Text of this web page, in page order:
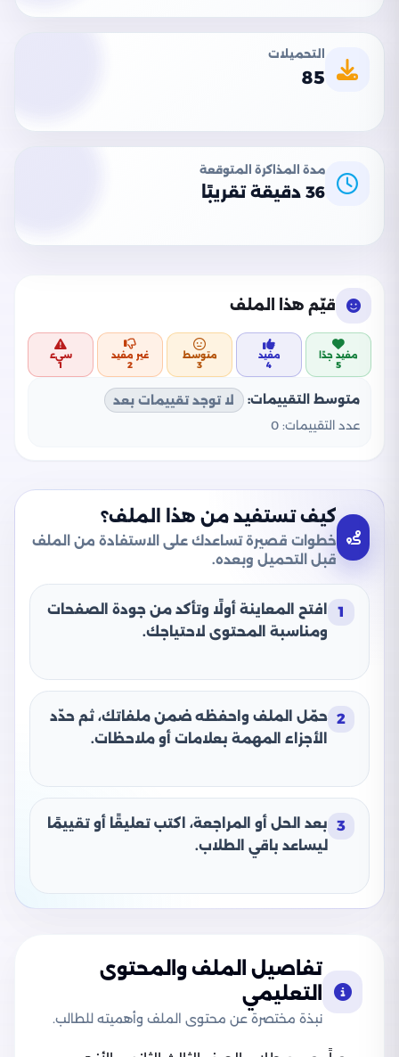
التحميلات
85
مدة المذاكرة المتوقعة
36 دقيقة تقريبًا
قيّم هذا الملف
مفيد جدًا
5
مفيد
4
متوسط
3
غير مفيد
2
سيء
1
متوسط التقييمات:
لا توجد تقييمات بعد
عدد التقييمات: 0
كيف تستفيد من هذا الملف؟
خطوات قصيرة تساعدك على الاستفادة من الملف
قبل التحميل وبعده.
1
افتح المعاينة أولًا وتأكد من جودة الصفحات
ومناسبة المحتوى لاحتياجك.
2 حمّل الملف واحفظه ضمن ملفاتك، ثم حدّد
الأجزاء المهمة بعلامات أو ملاحظات.
3
بعد الحل أو المراجعة، اكتب تعليقًا أو تقييمًا
ليساعد باقي الطلاب.
تفاصيل الملف والمحتوى
التعليمي
نبذة مختصرة عن محتوى الملف وأهميته للطالب.